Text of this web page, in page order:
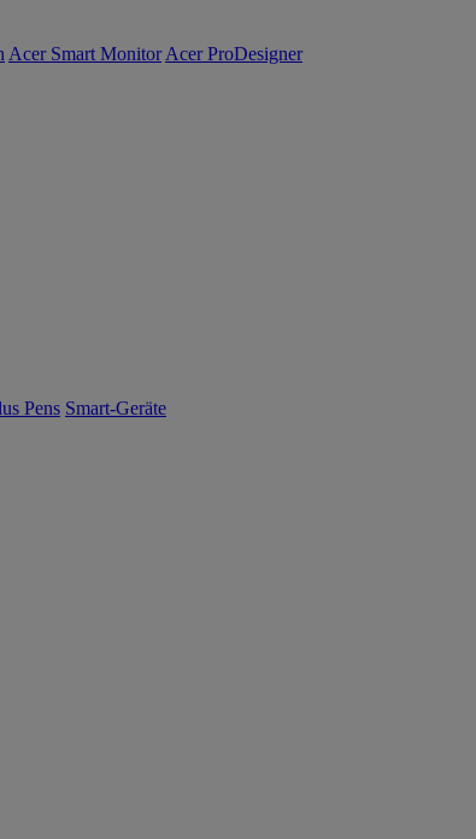
Acer Smart Monitor Acer ProDesigner
Pens Smart-Geräte